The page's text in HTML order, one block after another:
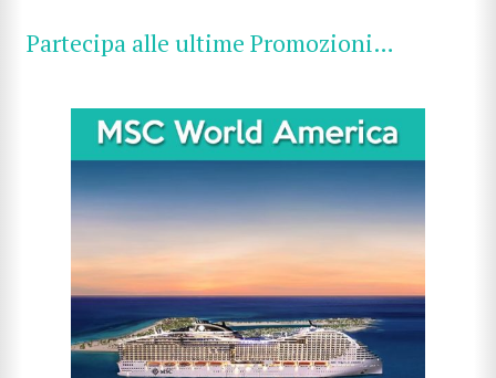
Partecipa alle ultime Promozioni…